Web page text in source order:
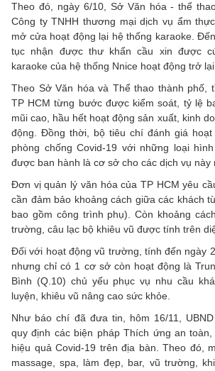
Theo đó, ngày 6/10, Sở Văn hóa - thể
Công ty TNHH thương mại dịch vụ ẩm
mở cửa hoạt động lại hệ thống karaoke.
tục nhận được thư khẩn cầu xin được
karaoke của hệ thống Nnice hoạt động trở lại.
Theo Sở Văn hóa và Thể thao thành phố,
TP HCM từng bước được kiểm soát, tỷ lệ
mũi cao, hầu hết hoạt động sản xuất, kinh
động. Đồng thời, bộ tiêu chí đánh giá
phòng chống Covid-19 với những loại
được ban hành là cơ sở cho các dịch vụ này
Đơn vị quản lý văn hóa của TP HCM yêu
cần đảm bảo khoảng cách giữa các khách
bao gồm công trình phụ). Còn khoảng
trường, câu lạc bộ khiêu vũ được tính trên
Đối với hoạt động vũ trường, tính đến ngày
nhưng chỉ có 1 cơ sở còn hoạt động là
Bình (Q.10) chủ yếu phục vụ nhu cầu
luyện, khiêu vũ nâng cao sức khỏe.
Như báo chí đã đưa tin, hôm 16/11,
quy định các biện pháp Thích ứng an
hiệu quả Covid-19 trên địa bàn. Theo đó,
massage, spa, làm đẹp, bar, vũ trường,